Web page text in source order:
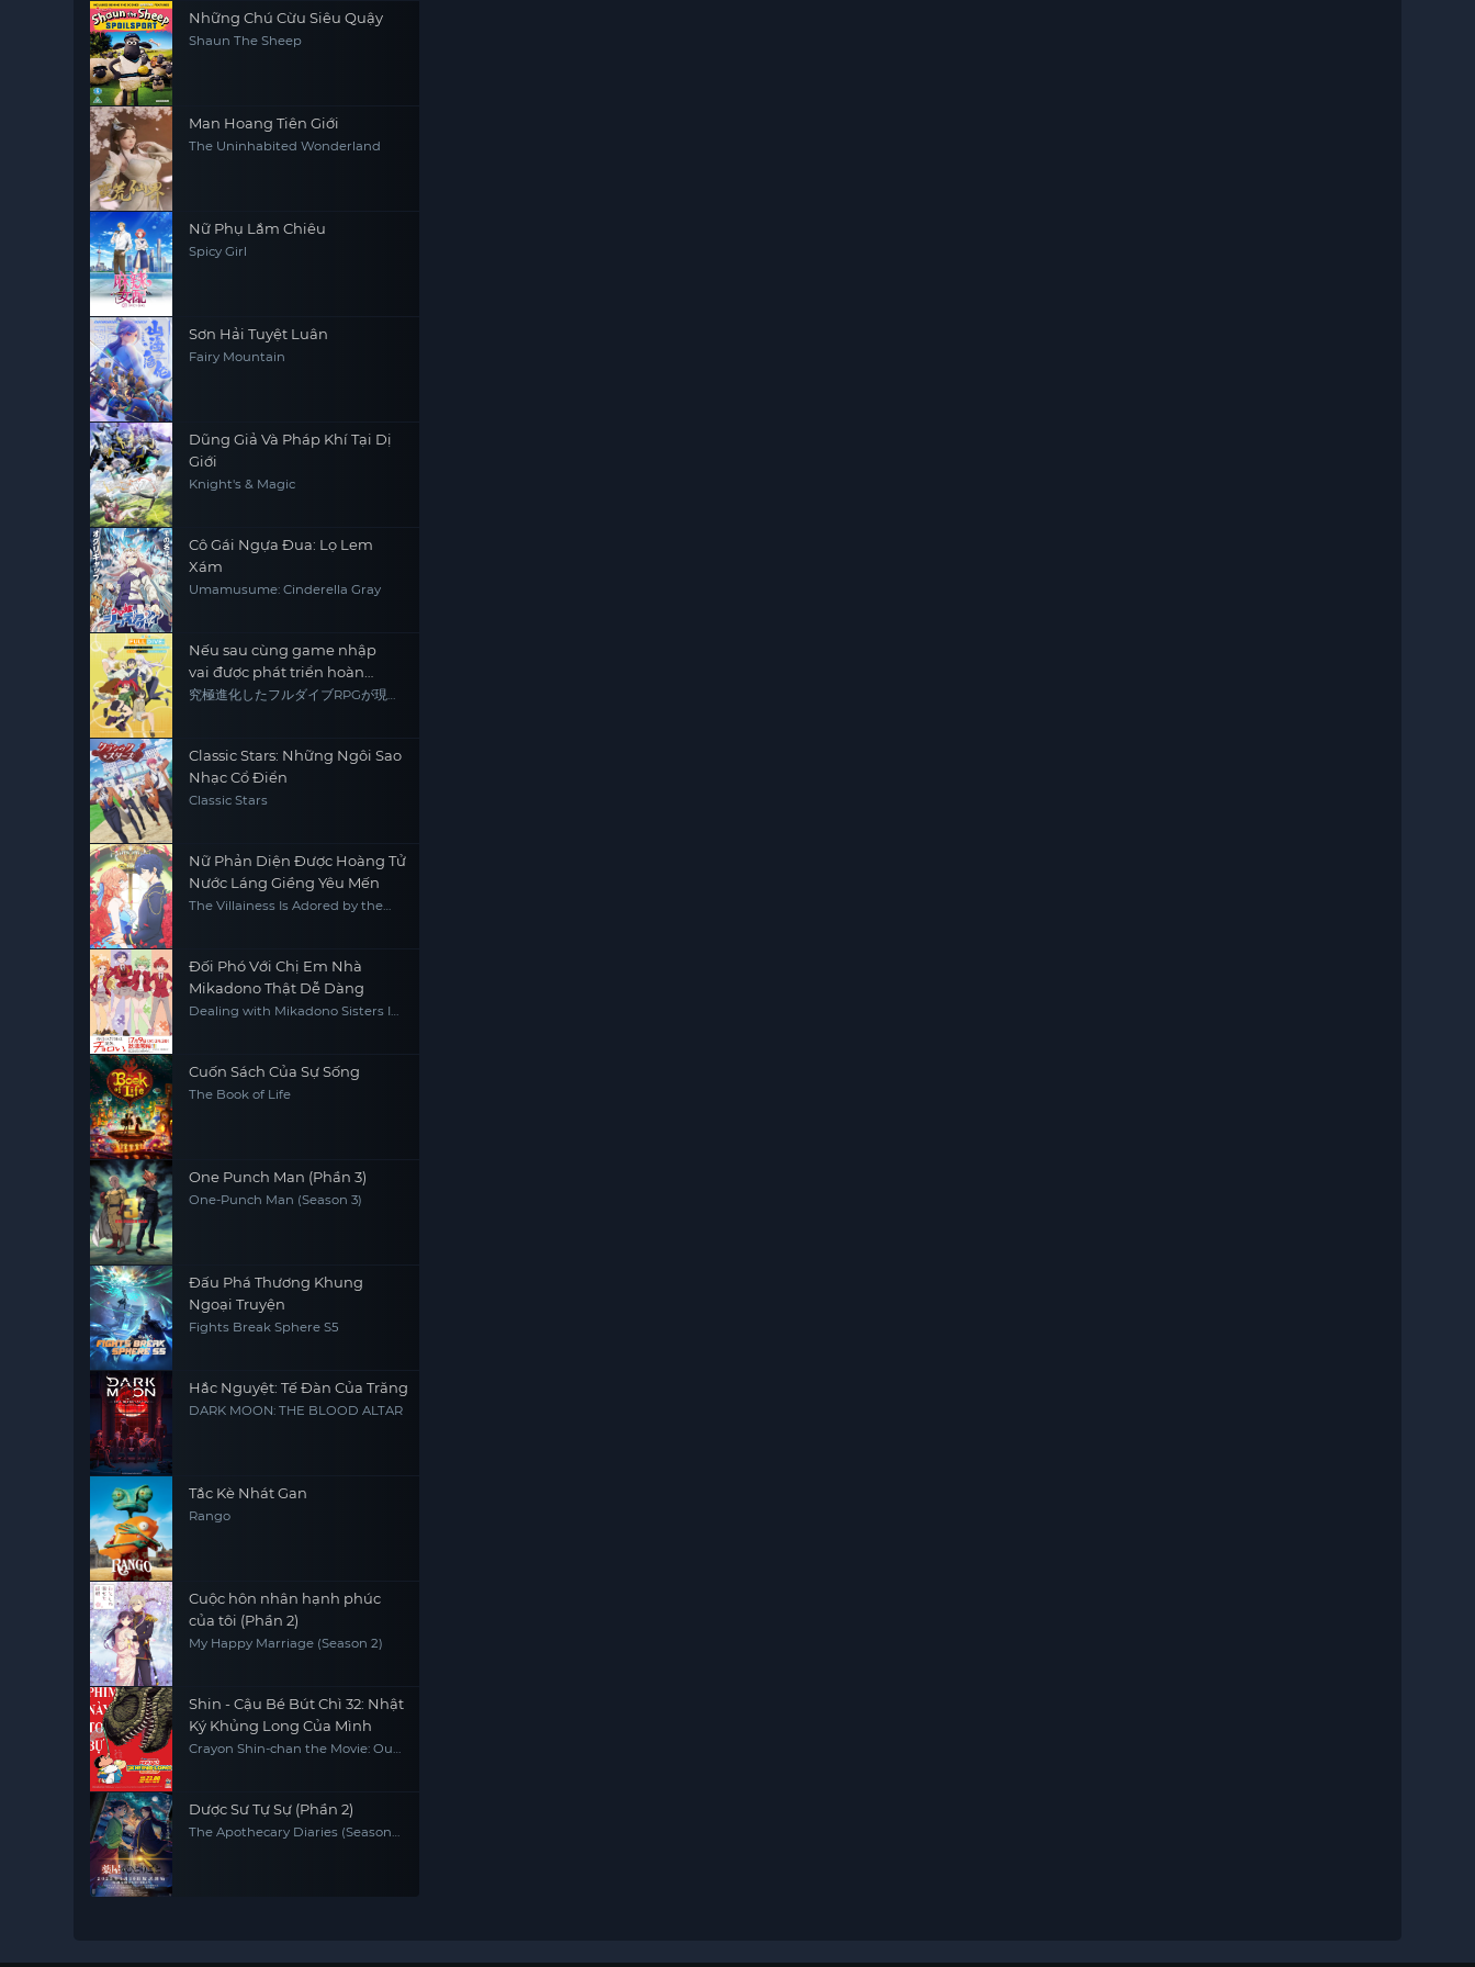
Những Chú Cừu Siêu Quậy
Shaun The Sheep
Man Hoang Tiên Giới
The Uninhabited Wonderland
Nữ Phụ Lắm Chiêu
Spicy Girl
Sơn Hải Tuyệt Luân
Fairy Mountain
Dũng Giả Và Pháp Khí Tại Dị
Giới
Knight's & Magic
Cô Gái Ngựa Đua: Lọ Lem
Xám
Umamusume: Cinderella Gray
Nếu sau cùng game nhập
vai được phát triển hoàn
thành thì còn chết tiệt hơn
究極進化したフルダイブRPGが現実
Classic Stars: Những Ngôi Sao
Nhạc Cổ Điển
Classic Stars
Nữ Phản Diện Được Hoàng Tử
Nước Láng Giềng Yêu Mến
The Villainess Is Adored by the
Đối Phó Với Chị Em Nhà
Mikadono Thật Dễ Dàng
Dealing with Mikadono Sisters Is
Cuốn Sách Của Sự Sống
The Book of Life
One Punch Man (Phần 3)
One-Punch Man (Season 3)
Đấu Phá Thương Khung
Ngoại Truyện
Fights Break Sphere S5
Hắc Nguyệt: Tế Đàn Của Trăng
DARK MOON: THE BLOOD ALTAR
Tắc Kè Nhát Gan
Rango
Cuộc hôn nhân hạnh phúc
của tôi (Phần 2)
My Happy Marriage (Season 2)
Shin - Cậu Bé Bút Chì 32: Nhật
Ký Khủng Long Của Mình
Crayon Shin-chan the Movie: Our
Dược Sư Tự Sự (Phần 2)
The Apothecary Diaries (Season